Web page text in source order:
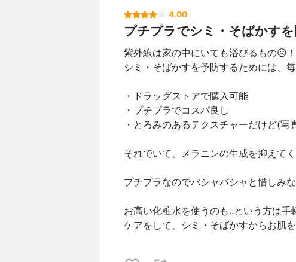
4.00
プチプラでシミ・そばかすを
紫外線は家の中にいても浴びるもの☹︎！
シミ・そばかすを予防するためには、
・ドラッグストアで購入可能
・プチプラでコスパ良し
・とろみのあるテクスチャーだけど(
それでいて、メラニンの生成を抑えてく
プチプラなのでバシャバシャと惜しみ
お高い化粧水を使うのも..という方は
ケアをして、シミ・そばかすからお肌